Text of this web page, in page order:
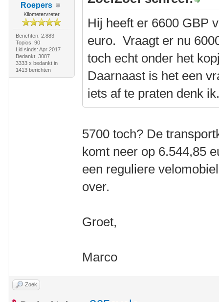
Roepers
Kilometervreter
Berichten: 2.883
Topics: 90
Lid sinds: Apr 2017
Bedankt: 3087
3333 x bedankt in
1413 berichten
Hij heeft er 6600 GBP
euro. Vraagt er nu
toch echt onder het
Daarnaast is het een
iets af te praten denk
5700 toch? De
komt neer op 6.544,85
een reguliere
over.
Groet,
Marco
Zoek